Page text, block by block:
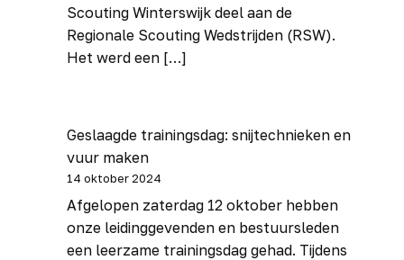
Bevers
Welpen
Stam
VSW
Verhuur
Scouting Winterswijk deel aan de
Regionale Scouting Wedstrijden (RSW).
Het werd een […]
Geslaagde trainingsdag: snijtechnieken en
vuur maken
14 oktober 2024
Afgelopen zaterdag 12 oktober hebben
onze leidinggevenden en bestuursleden
een leerzame trainingsdag gehad. Tijdens